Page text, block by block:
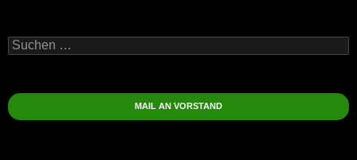
Suchen
nach:
MAIL AN VORSTAND